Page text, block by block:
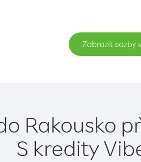
Zobrazit sazby
Rakousko
S kredity